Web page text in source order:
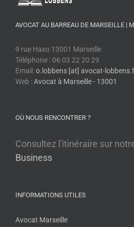
AVOCAT AU BARREAU DE MARSEILLE |
9 rue Haxo 13001 Marseille
Téléphone : 06 03 22 20 29
Email:o.lobbens [at] avocat-
Web :Avocat à Marseille - 13001
OÙ NOUS RENCONTRER ?
Consultez l'itinéraire sur
Business
INFORMATIONS UTILES
Avocat Marseille